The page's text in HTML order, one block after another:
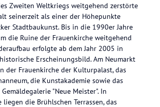
Zweiten Weltkriegs weitgehend zerstörte
seinerzeit als einer der Höhepunkte
Stadtbaukunst. Bis in die 1990er Jahre
die Ruine der Frauenkirche weitgehend
erfolgte ab dem Jahr 2005 in
Erscheinungsbild. Am Neumarkt
der Frauenkirche der Kulturpalast, das
die Kunstakademie sowie das
"Neue Meister". In
die Brühlschen Terrassen, das